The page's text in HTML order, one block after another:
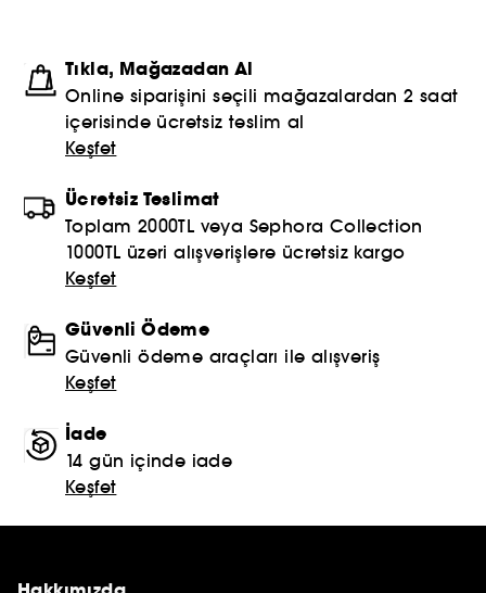
Tıkla, Mağazadan Al
Online siparişini seçili mağazalardan 2 saat
içerisinde ücretsiz teslim al
Keşfet
Ücretsiz Teslimat
Toplam 2000TL veya Sephora Collection
1000TL üzeri alışverişlere ücretsiz kargo
Keşfet
Güvenli Ödeme
Güvenli ödeme araçları ile alışveriş
Keşfet
İade
14 gün içinde iade
Keşfet